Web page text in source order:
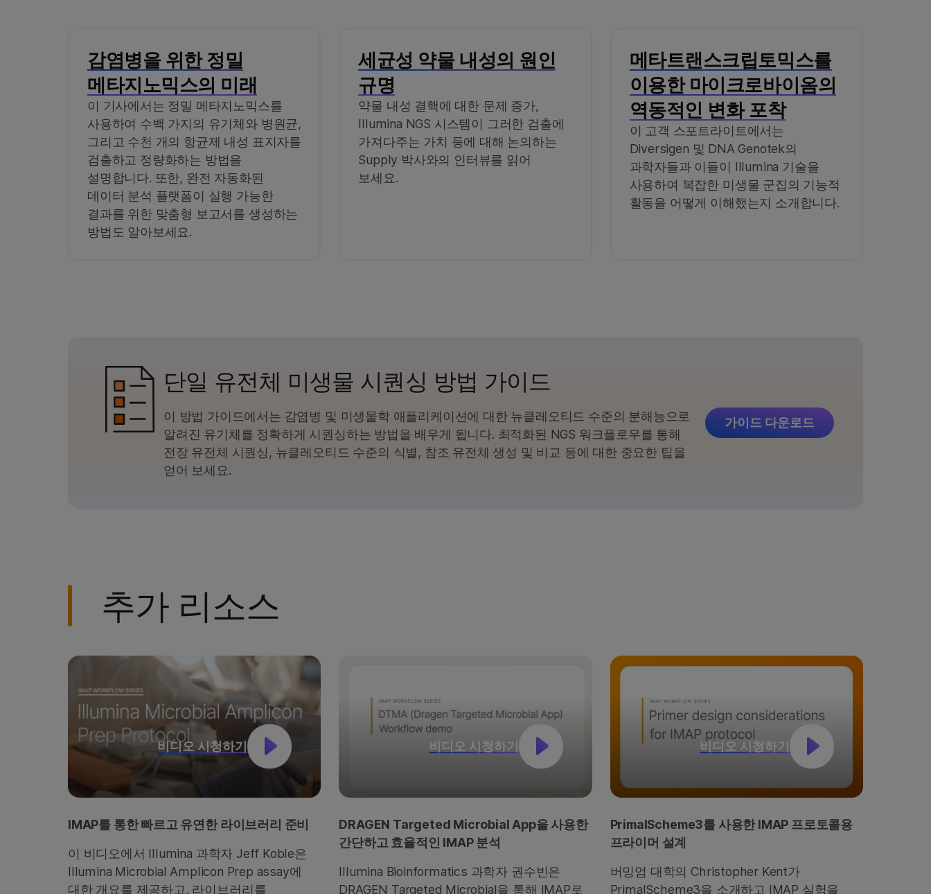
감염병을 위한 정밀
메타지노믹스의 미래
이 기사에서는 정밀 메타지노믹스를
사용하여 수백 가지의 유기체와 병원균,
그리고 수천 개의 항균제 내성 표지자를
검출하고 정량화하는 방법을
설명합니다. 또한, 완전 자동화된
데이터 분석 플랫폼이 실행 가능한
결과를 위한 맞춤형 보고서를 생성하는
방법도 알아보세요.
세균성 약물 내성의 원인
규명
약물 내성 결핵에 대한 문제 증가,
Illumina NGS 시스템이 그러한 검출에
가져다주는 가치 등에 대해 논의하는
Supply 박사와의 인터뷰를 읽어
보세요.
메타트랜스크립토믹스를
이용한 마이크로바이옴의
역동적인 변화 포착
이 고객 스포트라이트에서는
Diversigen 및 DNA Genotek의
과학자들과 이들이 Illumina 기술을
사용하여 복잡한 미생물 군집의 기능적
활동을 어떻게 이해했는지 소개합니다.
단일 유전체 미생물 시퀀싱 방법 가이드
이 방법 가이드에서는 감염병 및 미생물학 애플리케이션에 대한 뉴클레오티드 수준의 분해능으로
알려진 유기체를 정확하게 시퀀싱하는 방법을 배우게 됩니다. 최적화된 NGS 워크플로우를 통해
전장 유전체 시퀀싱, 뉴클레오티드 수준의 식별, 참조 유전체 생성 및 비교 등에 대한 중요한 팁을
얻어 보세요.
가이드 다운로드
추가 리소스
비디오 시청하기
IMAP를 통한 빠르고 유연한 라이브러리 준비
이 비디오에서 Illumina 과학자 Jeff Koble은
Illumina Microbial Amplicon Prep assay에
대한 개요를 제공하고, 라이브러리를
비디오 시청하기
DRAGEN Targeted Microbial App을 사용한
간단하고 효율적인 IMAP 분석
Illumina Bioinformatics 과학자 권수빈은
DRAGEN Targeted Microbial을 통해 IMAP로
비디오 시청하기
PrimalScheme3를 사용한 IMAP 프로토콜용
프라이머 설계
버밍엄 대학의 Christopher Kent가
PrimalScheme3을 소개하고 IMAP 실험을